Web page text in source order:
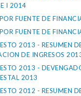
I 2014
FUENTE DE
FUENTE DE
2013 - RESUMEN
DE INGRESOS
2013 -
2013
2012 - RESUMEN